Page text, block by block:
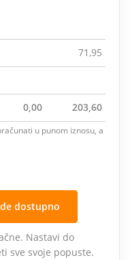
71,95
0,00 203,60
u punom iznosu, a
dostupno
Nastavi do
sve svoje popuste.